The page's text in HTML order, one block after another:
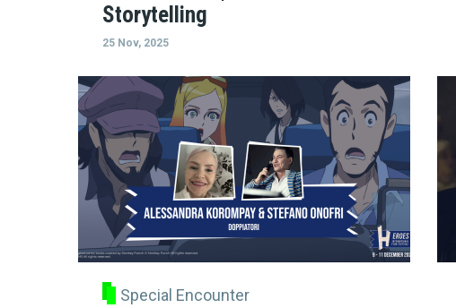
Storytelling
25 Nov, 2025
Special Encounter